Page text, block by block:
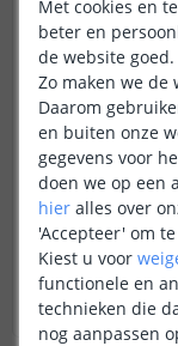
Voordeelset
(
OP VOORRAAD
IN
Met cookies en
beter en
de website
Zo maken we de
Daarom
en buiten onze
gegevens voor
doen we op een
hier alles over
'Accepteer' om
Kiest u voor
functionele en
technieken die
nog aanpassen